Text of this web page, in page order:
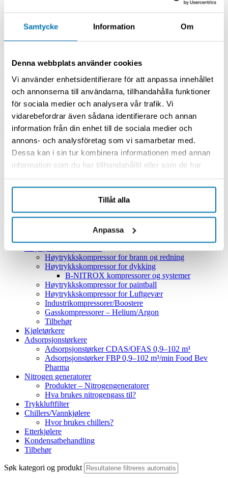
Samtycke Information Om
Denna webbplats använder cookies
Vi använder enhetsidentifierare för att anpassa innehållet
och annonserna till användarna, tillhandahålla funktioner
för sociala medier och analysera vår trafik. Vi
vidarebefordrar även sådana identifierare och annan
information från din enhet till de sociala medier och
annons- och analysföretag som vi samarbetar med.
Dessa kan i sin tur kombinera informationen med annan
information som du har tillhandahållit eller som de har
Tillåt alla
Anpassa
Granzows adsorpsjonstørkere leveres med et standardisert
temperaturen kun kan inneholde 0,117 g vann per kubikkmeter.
Resultatet er ekstremt tørr trykkluft med høy renhetsgrad, tilpasset
krevende industrielle miljøer.
Oppsummering
Med adsorpsjonstørkere fra Granzow får du stabil drift, lavt
energiforbruk og riktig luftkvalitet for hver applikasjon. Sortimentet
kombinerer avansert teknologi med fleksibel styring for best mulig
driftsøkonomi og sikkerhet.
Les mer Vis mindre
Hjem/Produktkategorier/Adsorpsjonstørkere
Produktkategorier
Kompressorer
Stempelkompressorer
Oljefylte stempelkompressorer
Oljefrie stempelkompressorer
Scrollkompressorer
Høytrykkskompressor for brann og redning
Høytrykkskompressor for dykking
B‑NITROX kompressorer og systemer
Høytrykkskompressor for paintball
Høytrykkskompressor for Luftgevær
Industrikompressorer/Boostere
Gasskompressorer – Helium/Argon
Tilbehør
Kjøletørkere
Adsorpsjonstørkere
Adsorpsjonstørker CDAS/OFAS 0,9–102 m³
Adsorpsjonstørker FBP 0,9–102 m³/min Food Bev
Pharma
Nitrogen generatorer
Produkter – Nitrogengeneratorer
Hva brukes nitrogengass til?
Trykkluftfilter
Chillers/Vannkjølere
Hvor brukes chillers?
Etterkjølere
Kondensatbehandling
Tilbehør
Søk kategori og produkt